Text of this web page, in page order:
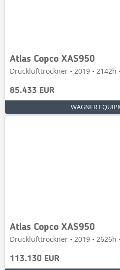
Atlas Copco XAS950
Drucklufttrockner • 2019 • 2142h
85.433 EUR
WAGNER
Atlas Copco XAS950
Drucklufttrockner • 2019 • 2626h
113.130 EUR